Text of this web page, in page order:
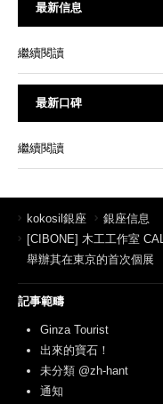
最新信息
繼續閱讀
最新口碑
繼續閱讀
kokosil銀座
銀座信息
[CIBONE] 木工工作室
舉辦其在東京的首次個展
記事範疇
Ginza Tourist
出來的寶石！
未分類 @zh-hant
通知